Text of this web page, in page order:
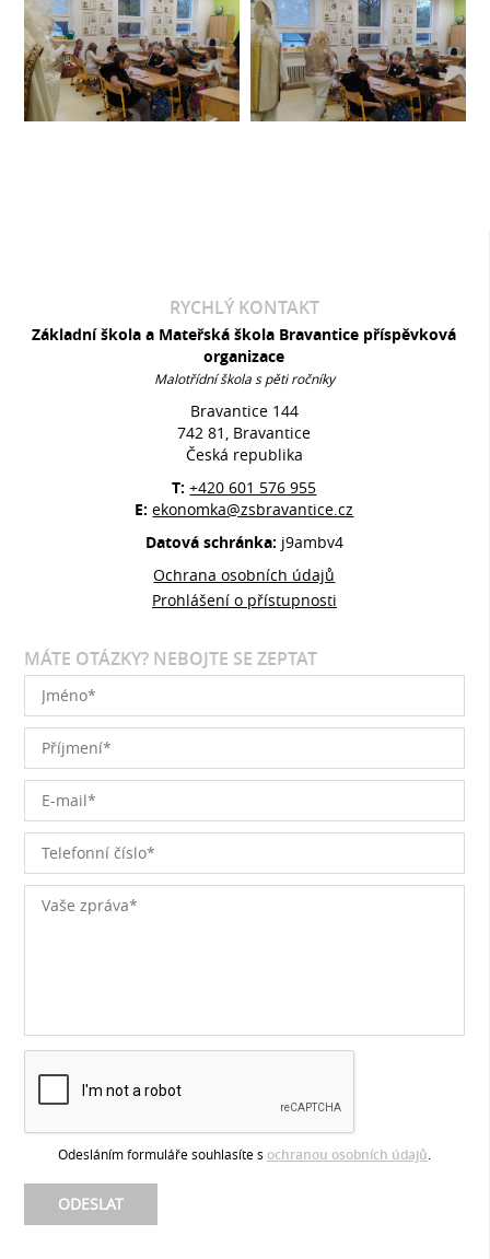
RYCHLÝ KONTAKT
Základní škola a Mateřská škola Bravantice příspěvková
organizace
Malotřídní škola s pěti ročníky
Bravantice 144
742 81, Bravantice
Česká republika
T:+420 601 576 955
E:ekonomka@zsbravantice.cz
Datová schránka: j9ambv4
Ochrana osobních údajů
Prohlášení o přístupnosti
MÁTE OTÁZKY? NEBOJTE SE ZEPTAT
Odesláním formuláře souhlasíte s ochranou osobních údajů